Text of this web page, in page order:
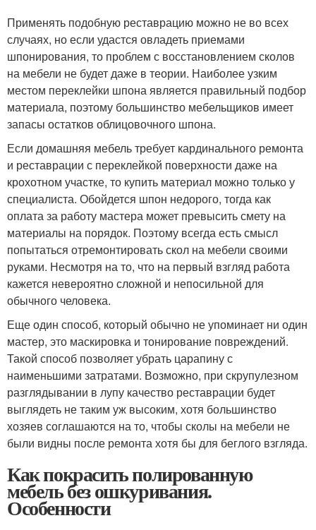
Применять подобную реставрацию можно не во всех
случаях, но если удастся овладеть приемами
шпонирования, то проблем с восстановлением сколов
на мебели не будет даже в теории. Наиболее узким
местом переклейки шпона является правильный подбор
материала, поэтому большинство мебельщиков имеет
запасы остатков облицовочного шпона.
Если домашняя мебель требует кардинального ремонта
и реставрации с переклейкой поверхности даже на
крохотном участке, то купить материал можно только у
специалиста. Обойдется шпон недорого, тогда как
оплата за работу мастера может превысить смету на
материалы на порядок. Поэтому всегда есть смысл
попытаться отремонтировать скол на мебели своими
руками. Несмотря на то, что на первый взгляд работа
кажется невероятно сложной и непосильной для
обычного человека.
Еще один способ, который обычно не упоминает ни один
мастер, это маскировка и тонирование повреждений.
Такой способ позволяет убрать царапину с
наименьшими затратами. Возможно, при скрупулезном
разглядывании в лупу качество реставрации будет
выглядеть не таким уж высоким, хотя большинство
хозяев соглашаются на то, чтобы сколы на мебели не
были видны после ремонта хотя бы для беглого взгляда.
Как покрасить полированную
мебель без ошкуривания.
Особенности